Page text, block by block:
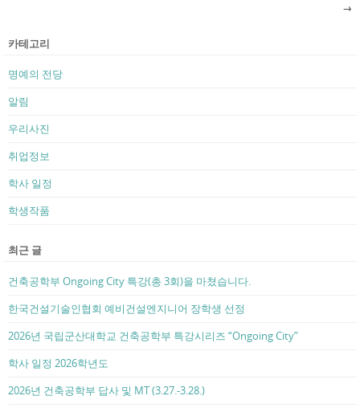
→
카테고리
명예의 전당
알림
우리사진
취업정보
학사 일정
학생작품
최근 글
건축공학부 Ongoing City 특강(총 3회)을 마쳤습니다.
한국건설기술인협회 예비건설엔지니어 장학생 선정
2026년 국립군산대학교 건축공학부 특강시리즈 “Ongoing City”
학사 일정 2026학년도
2026년 건축공학부 답사 및 MT (3.27.-3.28.)